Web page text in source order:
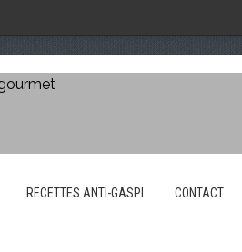
RECETTES ANTI-GASPI CONTACT